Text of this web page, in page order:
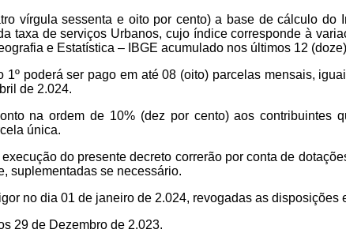
vírgula sessenta e oito por cento) a base de cálculo do
taxa de serviços Urbanos, cujo índice corresponde à
e Estatística – IBGE acumulado nos últimos 12
poderá ser pago em até 08 (oito) parcelas mensais,
de 2.024.
na ordem de 10% (dez por cento) aos contribuintes
única.
do presente decreto correrão por conta de
suplementadas se necessário.
no dia 01 de janeiro de 2.024, revogadas as disposições
29 de Dezembro de 2.023.